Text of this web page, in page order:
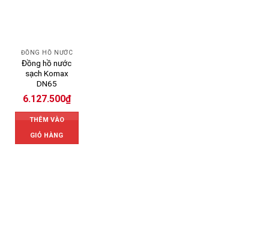
ĐỒNG HỒ NƯỚC
Đồng hồ nước
sạch Komax
DN65
6.127.500₫
THÊM VÀO
GIỎ HÀNG